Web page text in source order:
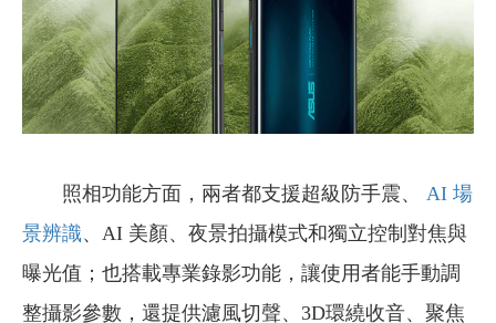
照相功能方面，兩者都支援超級防手震、 AI 場
景辨識、AI 美顏、夜景拍攝模式和獨立控制對焦與
曝光值；也搭載專業錄影功能，讓使用者能手動調
整攝影參數，還提供濾風切聲、3D環繞收音、聚焦